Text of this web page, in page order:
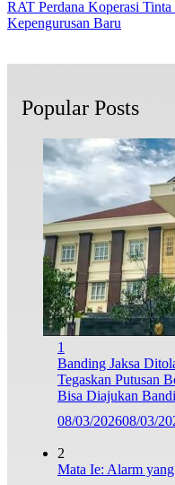
RAT Perdana Koperasi
Kepengurusan Baru
Popular Posts
1
Banding Jaksa
Tegaskan Putusan
Bisa Diajukan
08/03/202608/03/
2
Mata Ie: Alarm